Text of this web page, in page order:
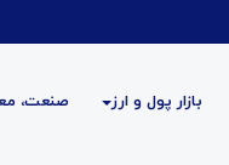
بازار پول و ارز صنعت،